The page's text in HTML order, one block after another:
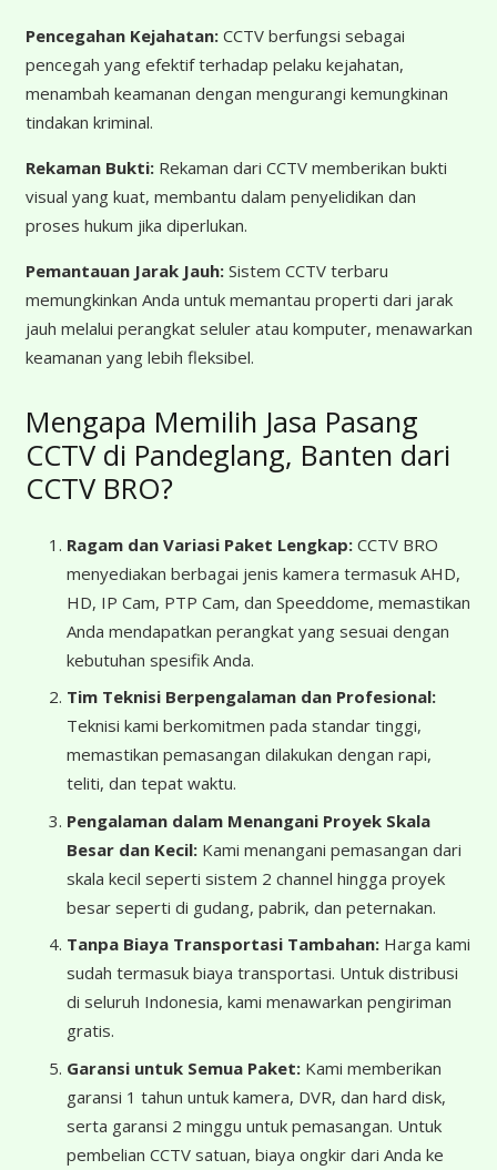
Pencegahan Kejahatan:CCTV berfungsi sebagai
pencegah yang efektif terhadap pelaku kejahatan,
menambah keamanan dengan mengurangi kemungkinan
tindakan kriminal.
Rekaman Bukti:Rekaman dari CCTV memberikan bukti
visual yang kuat, membantu dalam penyelidikan dan
proses hukum jika diperlukan.
Pemantauan Jarak Jauh:Sistem CCTV terbaru
memungkinkan Anda untuk memantau properti dari jarak
jauh melalui perangkat seluler atau komputer, menawarkan
keamanan yang lebih fleksibel.
Mengapa Memilih Jasa Pasang
CCTV di Pandeglang, Banten dari
CCTV BRO?
Ragam dan Variasi Paket Lengkap: CCTV BRO
menyediakan berbagai jenis kamera termasuk AHD,
HD, IP Cam, PTP Cam, dan Speeddome, memastikan
Anda mendapatkan perangkat yang sesuai dengan
kebutuhan spesifik Anda.
Tim Teknisi Berpengalaman dan Profesional:
Teknisi kami berkomitmen pada standar tinggi,
memastikan pemasangan dilakukan dengan rapi,
teliti, dan tepat waktu.
Pengalaman dalam Menangani Proyek Skala
Besar dan Kecil: Kami menangani pemasangan dari
skala kecil seperti sistem 2 channel hingga proyek
besar seperti di gudang, pabrik, dan peternakan.
Tanpa Biaya Transportasi Tambahan: Harga kami
sudah termasuk biaya transportasi. Untuk distribusi
di seluruh Indonesia, kami menawarkan pengiriman
gratis.
Garansi untuk Semua Paket: Kami memberikan
garansi 1 tahun untuk kamera, DVR, dan hard disk,
serta garansi 2 minggu untuk pemasangan. Untuk
pembelian CCTV satuan, biaya ongkir dari Anda ke